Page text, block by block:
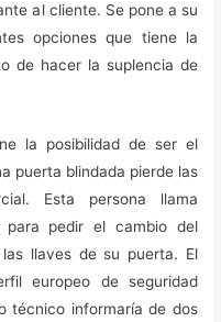
al cliente. Se pone a su
opciones que tiene la
de hacer la suplencia de
la posibilidad de ser el
puerta blindada pierde las
Esta persona llama
pedir el cambio del
llaves de su puerta. El
europeo de seguridad
técnico informaría de dos